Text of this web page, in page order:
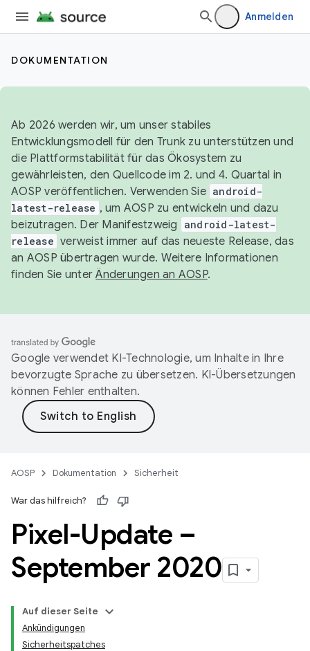
Anmelden
DOKUMENTATION
Ab 2026 werden wir, um unser stabiles
Entwicklungsmodell für den Trunk zu unterstützen und
die Plattformstabilität für das Ökosystem zu
gewährleisten, den Quellcode im 2. und 4. Quartal in
AOSP veröffentlichen. Verwenden Sie android-
latest-release , um AOSP zu entwickeln und dazu
beizutragen. Der Manifestzweig
android-latest-
release verweist immer auf das neueste Release, das
an AOSP übertragen wurde. Weitere Informationen
finden Sie unterÄnderungen an AOSP.
Google verwendet KI-Technologie, um Inhalte in Ihre
bevorzugte Sprache zu übersetzen. KI-Übersetzungen
können Fehler enthalten.
AOSP Dokumentation Sicherheit
War das hilfreich?
Pixel-Update –
September 2020
Auf dieser Seite
Ankündigungen
Sicherheitspatches